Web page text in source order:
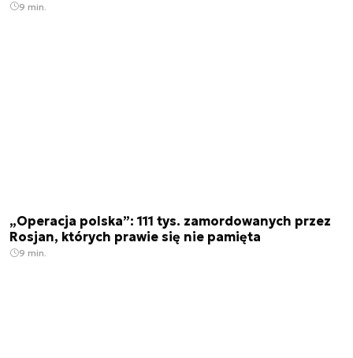
9 min.
„Operacja polska”: 111 tys. zamordowanych przez
Rosjan, których prawie się nie pamięta
9 min.